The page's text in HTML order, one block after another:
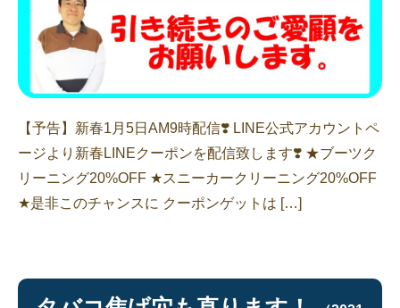
【予告】新春1月5日AM9時配信❣️ LINE公式アカウントペ
ージより新春LINEクーポンを配信致します❣️ ★ブーツク
リーニング20%OFF ★スニーカークリーニング20%OFF
★是非このチャンスに クーポンゲットは […]